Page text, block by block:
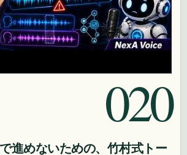
020
進めないための、竹村式トー